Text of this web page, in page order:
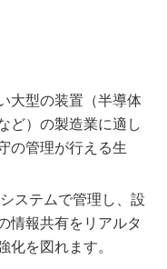
大型の装置（半導体
ど）の製造業に適し
の管理が行える生
ステムで管理し、設
情報共有をリアルタ
化を図れます。